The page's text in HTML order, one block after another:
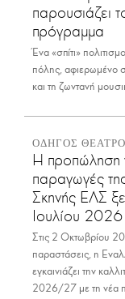
παρουσιάζει
πρόγραμμα
Ένα «σπίτι»
πόλης, αφιερωμένο
και τη ζωντανή
ΟΔΗΓΟΣ
Η προπώληση
παραγωγές
Σκηνής ΕΛΣ
Ιουλίου 2026
Στις 2 Οκτωβρίου
παραστάσεις, η
εγκαινιάζει την
2026/27 με τη νέα